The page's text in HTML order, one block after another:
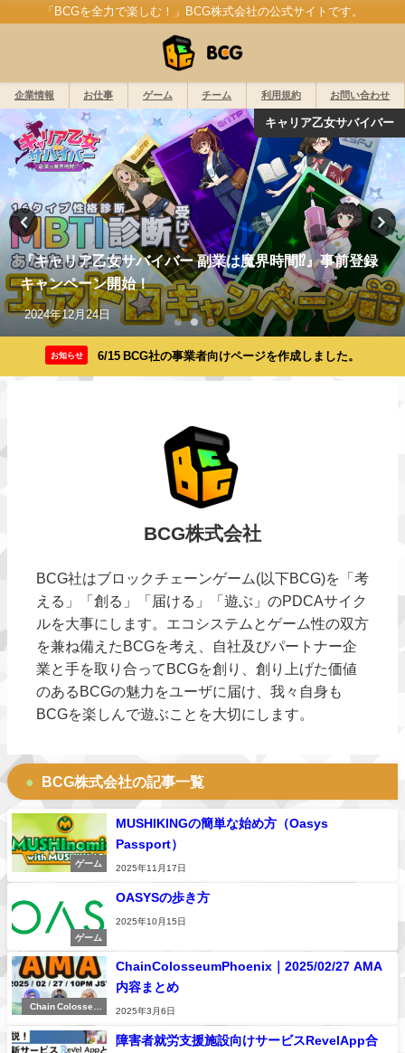
「BCGを全力で楽しむ！」BCG株式会社の公式サイトです。
企業情報 お仕事 ゲーム チーム 利用規約 お問い合わせ
キャリア乙女サバイバー
『キャリア乙女サバイバー 副業は魔界時間⁉』事前登録
キャンペーン開始！
2024年12月24日
お知らせ 6/15 BCG社の事業者向けページを作成しました。
BCG株式会社
BCG社はブロックチェーンゲーム(以下BCG)を「考
える」「創る」「届ける」「遊ぶ」のPDCAサイク
ルを大事にします。エコシステムとゲーム性の双方
を兼ね備えたBCGを考え、自社及びパートナー企
業と手を取り合ってBCGを創り、創り上げた価値
のあるBCGの魅力をユーザに届け、我々自身も
BCGを楽しんで遊ぶことを大切にします。
BCG株式会社の記事一覧
ゲーム
MUSHIKINGの簡単な始め方（Oasys
Passport）
2025年11月17日
ゲーム
OASYSの歩き方
2025年10月15日
Chain Colosseu
ChainColosseumPhoenix｜2025/02/27 AMA
内容まとめ
2025年3月6日
障害者就労支援施設向けサービスRevelApp合